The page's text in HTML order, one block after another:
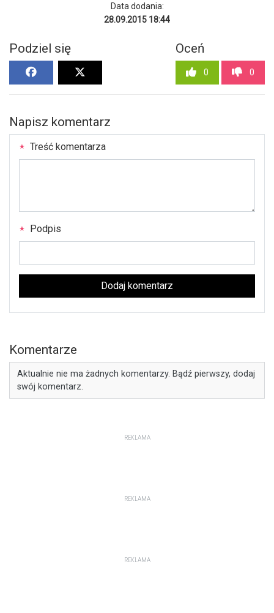
Data dodania:
28.09.2015 18:44
Podziel się Oceń
0 0
Napisz komentarz
Treść komentarza
Podpis
Dodaj komentarz
Komentarze
Aktualnie nie ma żadnych komentarzy. Bądź pierwszy, dodaj
swój komentarz.
REKLAMA
REKLAMA
REKLAMA